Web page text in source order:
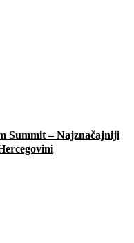
Summit – Najznačajniji